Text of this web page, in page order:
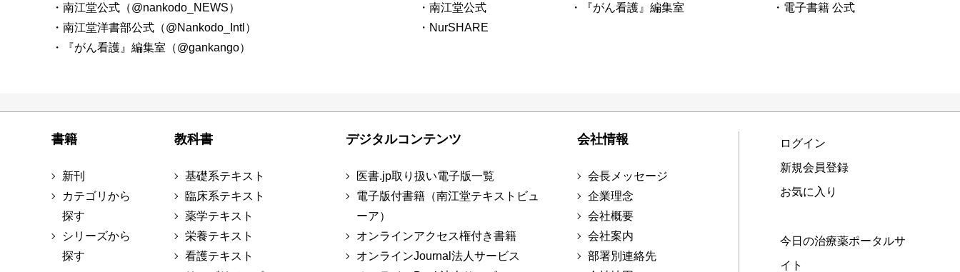
・南江堂公式（@nankodo_NEWS）
・南江堂洋書部公式（@Nankodo_Intl）
・『がん看護』編集室（@gankango）
・南江堂公式
・NurSHARE
・『がん看護』編集室 ・電子書籍 公式
書籍
新刊
カテゴリから
探す
シリーズから
探す
教科書
基礎系テキスト
臨床系テキスト
薬学テキスト
栄養テキスト
看護テキスト
デジタルコンテンツ
医書.jp取り扱い電子版一覧
電子版付書籍（南江堂テキストビュ
ーア）
オンラインアクセス権付き書籍
オンラインJournal法人サービス
会社情報
会長メッセージ
企業理念
会社概要
会社案内
部署別連絡先
ログイン
新規会員登録
お気に入り
今日の治療薬ポータルサ
イト